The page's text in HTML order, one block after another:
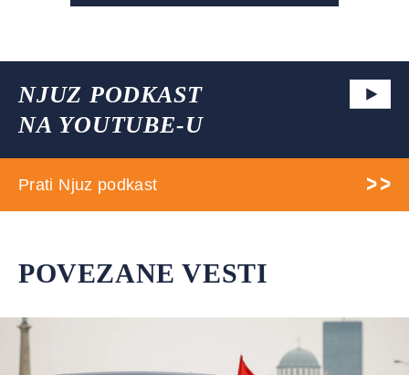
NJUZ PODKAST
NA YOUTUBE-U
Prati Njuz podkast
POVEZANE VESTI